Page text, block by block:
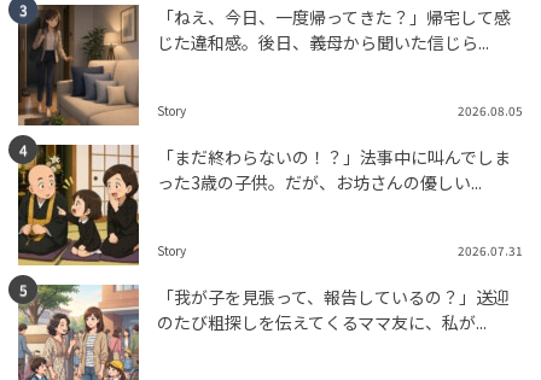
投稿主「幻のお菓子と言っても過言ではない」スミレの
砂糖漬けの幻想的な美しさにSNSで反響相次ぐ！
tend Editorial Team
「ねえ、今日、一度帰ってきた？」帰宅して感
じた違和感。後日、義母から聞いた信じら...
Story 2026.08.05
「まだ終わらないの！？」法事中に叫んでしま
った3歳の子供。だが、お坊さんの優しい...
Story 2026.07.31
「我が子を見張って、報告しているの？」送迎
のたび粗探しを伝えてくるママ友に、私が...